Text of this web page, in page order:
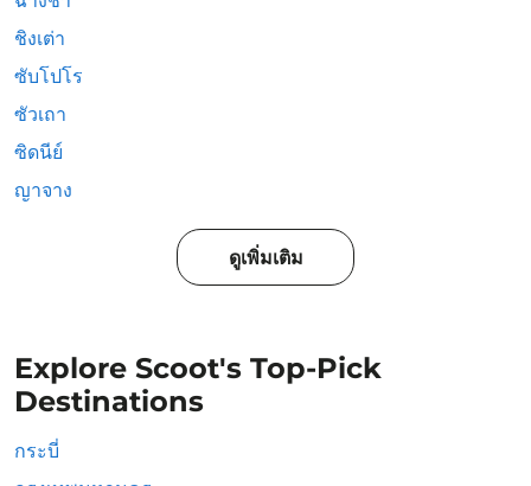
ชิงเต่า
ซับโปโร
ซัวเถา
ซิดนีย์
ญาจาง
ดูเพิ่มเติม
Explore Scoot's Top-Pick
Destinations
กระบี่